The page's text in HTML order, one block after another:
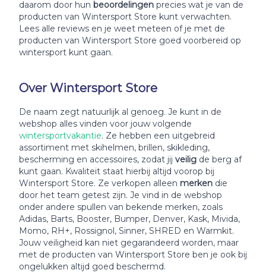
daarom door hun beoordelingen precies wat je van de
producten van Wintersport Store kunt verwachten.
Lees alle reviews en je weet meteen of je met de
producten van Wintersport Store goed voorbereid op
wintersport kunt gaan.
Over Wintersport Store
De naam zegt natuurlijk al genoeg. Je kunt in de
webshop alles vinden voor jouw volgende
wintersportvakantie. Ze hebben een uitgebreid
assortiment met skihelmen, brillen, skikleding,
bescherming en accessoires, zodat jij veilig de berg af
kunt gaan. Kwaliteit staat hierbij altijd voorop bij
Wintersport Store. Ze verkopen alleen merken die
door het team getest zijn. Je vind in de webshop
onder andere spullen van bekende merken, zoals
Adidas, Barts, Booster, Bumper, Denver, Kask, Mivida,
Momo, RH+, Rossignol, Sinner, SHRED en Warmkit.
Jouw veiligheid kan niet gegarandeerd worden, maar
met de producten van Wintersport Store ben je ook bij
ongelukken altijd goed beschermd.